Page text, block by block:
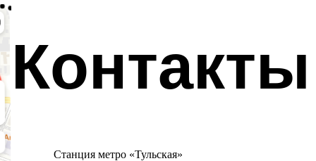
Контакты
Станция метро «Тульская»